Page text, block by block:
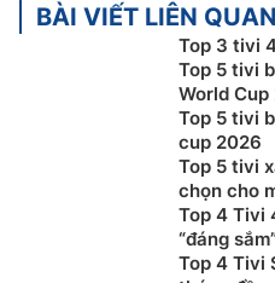
BÀI VIẾT LIÊN QUAN
Top 3 tivi
Top 5 tivi
World
Top 5 tivi
cup 2026
Top 5 tivi
chọn cho
Top 4 Tivi
“đáng
Top 4 Tivi